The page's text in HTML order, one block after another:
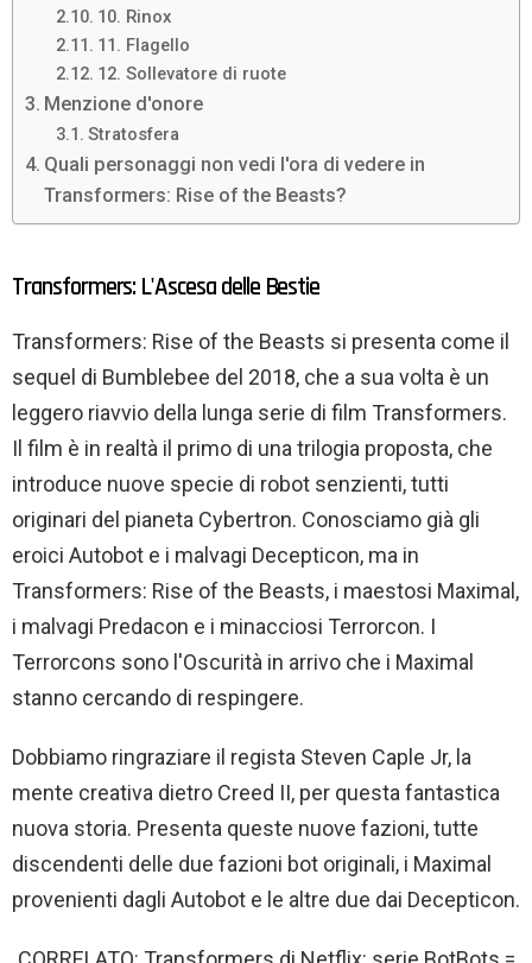
10. Rinox
11. Flagello
12. Sollevatore di ruote
Menzione d'onore
Stratosfera
Quali personaggi non vedi l'ora di vedere in
Transformers: Rise of the Beasts?
Transformers: L'Ascesa delle Bestie
Transformers: Rise of the Beasts si presenta come il
sequel di Bumblebee del 2018, che a sua volta è un
leggero riavvio della lunga serie di film Transformers.
Il film è in realtà il primo di una trilogia proposta, che
introduce nuove specie di robot senzienti, tutti
originari del pianeta Cybertron. Conosciamo già gli
eroici Autobot e i malvagi Decepticon, ma in
Transformers: Rise of the Beasts, i maestosi Maximal,
i malvagi Predacon e i minacciosi Terrorcon. I
Terrorcons sono l'Oscurità in arrivo che i Maximal
stanno cercando di respingere.
Dobbiamo ringraziare il regista Steven Caple Jr, la
mente creativa dietro Creed II, per questa fantastica
nuova storia. Presenta queste nuove fazioni, tutte
discendenti delle due fazioni bot originali, i Maximal
provenienti dagli Autobot e le altre due dai Decepticon.